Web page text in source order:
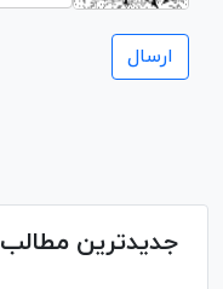
جدیدترین مطالب